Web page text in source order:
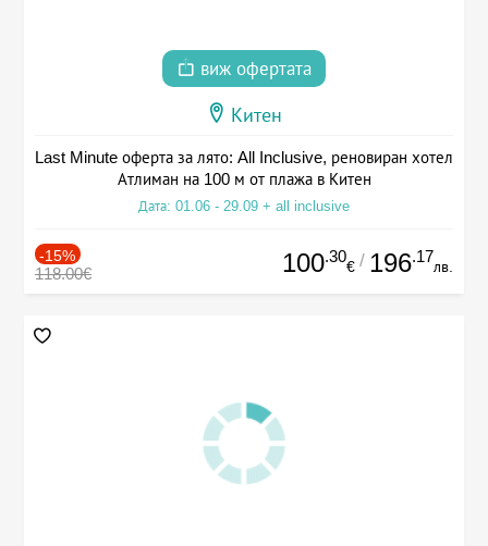
виж офертата
Китен
Last Minute оферта за лято: All Inclusive, реновиран хотел
Атлиман на 100 м от плажа в Китен
Дата: 01.06 - 29.09 + all inclusive
-15%
118.00€ 100.30
€ / 196.17
лв.